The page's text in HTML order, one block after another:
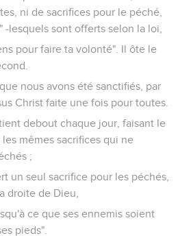
ni de sacrifices pour le péché,
-lesquels sont offerts selon la loi,
pour faire ta volonté". Il ôte le
nous avons été sanctifiés, par
Christ faite une fois pour toutes.
debout chaque jour, faisant le
mêmes sacrifices qui ne
;
un seul sacrifice pour les péchés,
droite de Dieu,
ce que ses ennemis soient
pieds".